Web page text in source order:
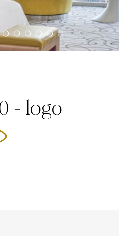
- logo